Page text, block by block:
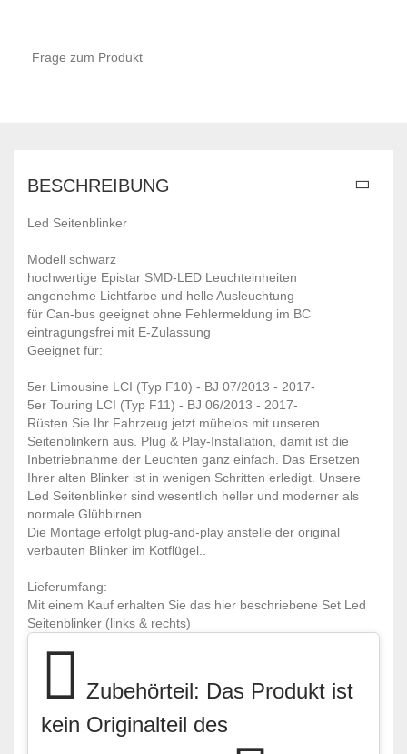
Frage zum Produkt
BESCHREIBUNG
Led Seitenblinker
Modell schwarz
hochwertige Epistar SMD-LED Leuchteinheiten
angenehme Lichtfarbe und helle Ausleuchtung
für Can-bus geeignet ohne Fehlermeldung im BC
eintragungsfrei mit E-Zulassung
Geeignet für:
5er Limousine LCI (Typ F10) - BJ 07/2013 - 2017-
5er Touring LCI (Typ F11) - BJ 06/2013 - 2017-
Rüsten Sie Ihr Fahrzeug jetzt mühelos mit unseren
Seitenblinkern aus. Plug & Play-Installation, damit ist die
Inbetriebnahme der Leuchten ganz einfach. Das Ersetzen
Ihrer alten Blinker ist in wenigen Schritten erledigt. Unsere
Led Seitenblinker sind wesentlich heller und moderner als
normale Glühbirnen.
Die Montage erfolgt plug-and-play anstelle der original
verbauten Blinker im Kotflügel..
Lieferumfang:
Mit einem Kauf erhalten Sie das hier beschriebene Set Led
Seitenblinker (links & rechts)
Zubehörteil: Das Produkt ist
kein Originalteil des